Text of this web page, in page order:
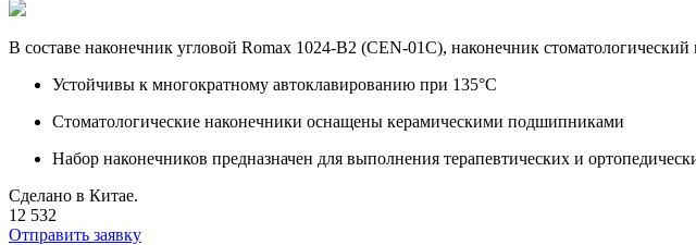
В составе наконечник угловой Romax 1024-B2 (CEN-01C), наконечник
Устойчивы к многократному автоклавированию при 135°C
Стоматологические наконечники оснащены керамическими подшипниками
Набор наконечников предназначен для выполнения терапевтических и
Сделано в Китае.
12 532
Отправить заявку